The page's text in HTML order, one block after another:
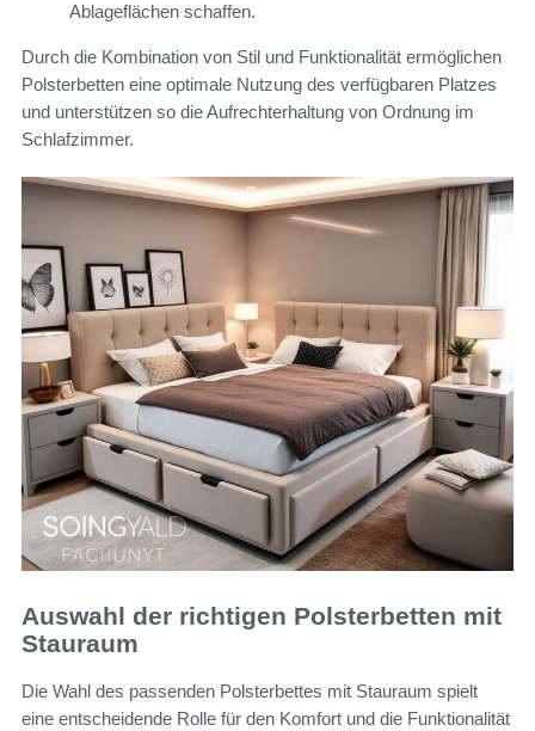
Ablageflächen schaffen.
Durch die Kombination von Stil und Funktionalität ermöglichen
Polsterbetten eine optimale Nutzung des verfügbaren Platzes
und unterstützen so die Aufrechterhaltung von Ordnung im
Schlafzimmer.
Auswahl der richtigen Polsterbetten mit
Stauraum
Die Wahl des passenden Polsterbettes mit Stauraum spielt
eine entscheidende Rolle für den Komfort und die Funktionalität